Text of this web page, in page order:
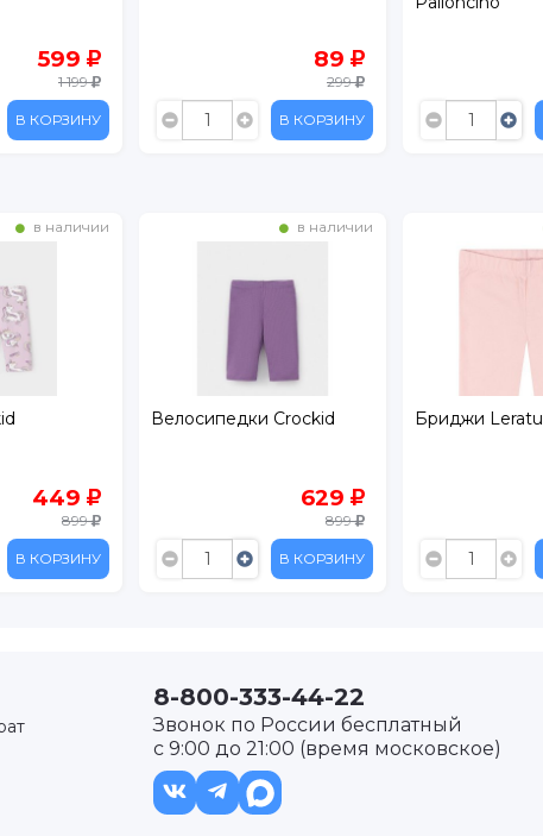
89
299
В КОРЗИНУ
1 499
В КОРЗИНУ
в наличии
629
899
В КОРЗИНУ
в наличии
Бриджи Leratutti
89
299
В КОРЗИНУ
Шорты Acoola
8-800-333-44-22
Звонок по России бесплатный
с 9:00 до 21:00 (время московское)